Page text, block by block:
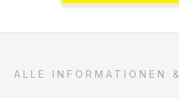
ALLE INFORMATIONEN